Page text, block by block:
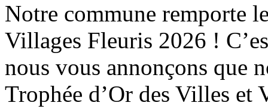
Notre commune remporte
Villages Fleuris 2026 !
nous vous annonçons que
Trophée d’Or des Villes